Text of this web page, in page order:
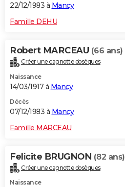
22/12/1983 à Mancy
Famille DEHU
Robert MARCEAU (66 ans)
Créer une cagnotte obsèques
Naissance
14/03/1917 à Mancy
Décès
07/12/1983 à Mancy
Famille MARCEAU
Felicite BRUGNON (82 ans)
Créer une cagnotte obsèques
Naissance